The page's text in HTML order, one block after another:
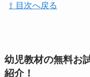
⇧ 目次へ戻る
幼児教材の無料お
紹介！